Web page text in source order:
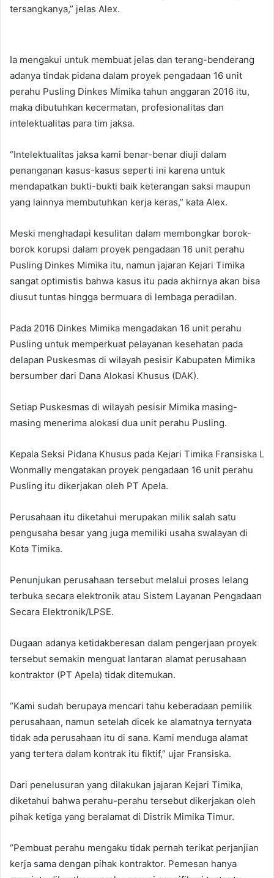
tersangkanya,” jelas Alex.
Ia mengakui untuk membuat jelas dan terang-benderang
adanya tindak pidana dalam proyek pengadaan 16 unit
perahu Pusling Dinkes Mimika tahun anggaran 2016 itu,
maka dibutuhkan kecermatan, profesionalitas dan
intelektualitas para tim jaksa.
“Intelektualitas jaksa kami benar-benar diuji dalam
penanganan kasus-kasus seperti ini karena untuk
mendapatkan bukti-bukti baik keterangan saksi maupun
yang lainnya membutuhkan kerja keras,” kata Alex.
Meski menghadapi kesulitan dalam membongkar borok-
borok korupsi dalam proyek pengadaan 16 unit perahu
Pusling Dinkes Mimika itu, namun jajaran Kejari Timika
sangat optimistis bahwa kasus itu pada akhirnya akan bisa
diusut tuntas hingga bermuara di lembaga peradilan.
Pada 2016 Dinkes Mimika mengadakan 16 unit perahu
Pusling untuk memperkuat pelayanan kesehatan pada
delapan Puskesmas di wilayah pesisir Kabupaten Mimika
bersumber dari Dana Alokasi Khusus (DAK).
Setiap Puskesmas di wilayah pesisir Mimika masing-
masing menerima alokasi dua unit perahu Pusling.
Kepala Seksi Pidana Khusus pada Kejari Timika Fransiska L
Wonmally mengatakan proyek pengadaan 16 unit perahu
Pusling itu dikerjakan oleh PT Apela.
Perusahaan itu diketahui merupakan milik salah satu
pengusaha besar yang juga memiliki usaha swalayan di
Kota Timika.
Penunjukan perusahaan tersebut melalui proses lelang
terbuka secara elektronik atau Sistem Layanan Pengadaan
Secara Elektronik/LPSE.
Dugaan adanya ketidakberesan dalam pengerjaan proyek
tersebut semakin menguat lantaran alamat perusahaan
kontraktor (PT Apela) tidak ditemukan.
“Kami sudah berupaya mencari tahu keberadaan pemilik
perusahaan, namun setelah dicek ke alamatnya ternyata
tidak ada perusahaan itu di sana. Kami menduga alamat
yang tertera dalam kontrak itu fiktif,” ujar Fransiska.
Dari penelusuran yang dilakukan jajaran Kejari Timika,
diketahui bahwa perahu-perahu tersebut dikerjakan oleh
pihak ketiga yang beralamat di Distrik Mimika Timur.
“Pembuat perahu mengaku tidak pernah terikat perjanjian
kerja sama dengan pihak kontraktor. Pemesan hanya